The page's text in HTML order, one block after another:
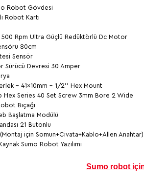
Robot Gövdesi
Robot Kartı
Rpm Ultra Güçlü Redüktörlü Dc Motor
80cm
Sensör
Sürücü Devresi 30 Amper
- 41x10mm - 1/2'' Hex Mount
Hex Series 40 Set Screw 3mm Bore 2 Wide
Bıçağı
Başlatma Modülü
21 Butonlu
için Somun+Civata+Kablo+Allen Anahtar)
Sumo Robot Yazılımı
Sumo robot